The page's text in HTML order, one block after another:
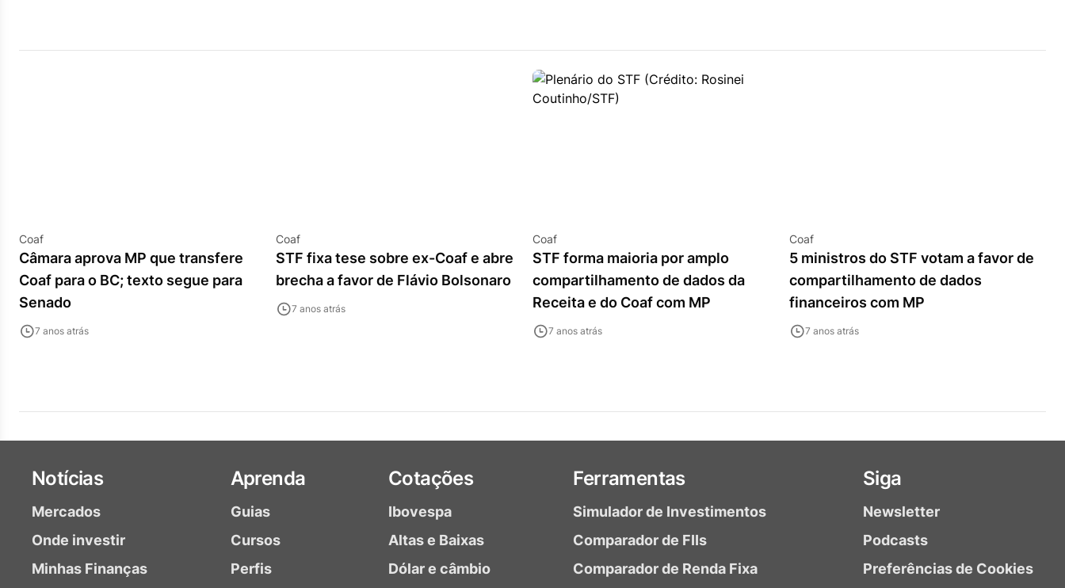
Coaf
Câmara aprova MP que transfere
Coaf para o BC; texto segue para
Senado
7 anos atrás
Coaf
STF fixa tese sobre ex-Coaf e abre
brecha a favor de Flávio Bolsonaro
7 anos atrás
Coaf
STF forma maioria por amplo
compartilhamento de dados da
Receita e do Coaf com MP
7 anos atrás
Coaf
5 ministros do STF votam a favor de
compartilhamento de dados
financeiros com MP
7 anos atrás
Notícias
Mercados
Onde investir
Minhas Finanças
Aprenda
Guias
Cursos
Perfis
Cotações
Ibovespa
Altas e Baixas
Dólar e câmbio
Ferramentas
Simulador de Investimentos
Comparador de FIIs
Comparador de Renda Fixa
Siga
Newsletter
Podcasts
Preferências de Cookies